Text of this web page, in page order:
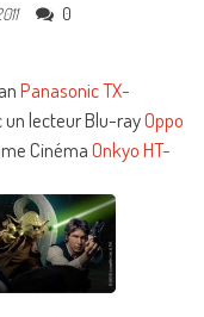
0
Panasonic TX-
un lecteur Blu-rayOppo
CinémaOnkyo HT-